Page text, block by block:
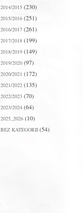
2014/2015 (230)
2015/2016 (251)
2016/2017 (261)
2017/2018 (199)
2018/2019 (149)
2019/2020 (97)
2020/2021 (172)
2021/2022 (135)
2022/2023 (70)
2023/2024 (64)
2025_2026 (10)
BEZ KATEGORII (54)